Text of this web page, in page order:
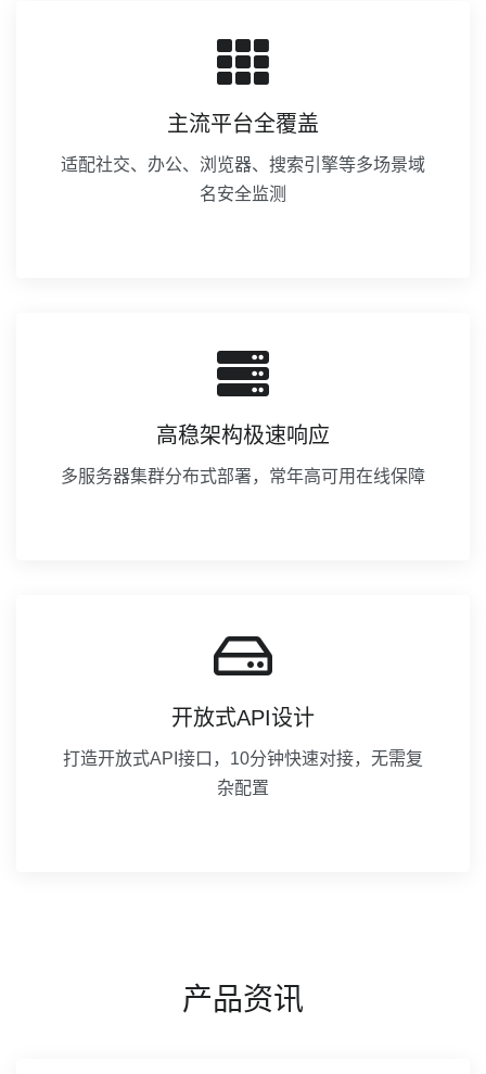
主流平台全覆盖
适配社交、办公、浏览器、搜索引擎等多场景域
名安全监测
高稳架构极速响应
多服务器集群分布式部署，常年高可用在线保障
开放式API设计
打造开放式API接口，10分钟快速对接，无需复
杂配置
产品资讯